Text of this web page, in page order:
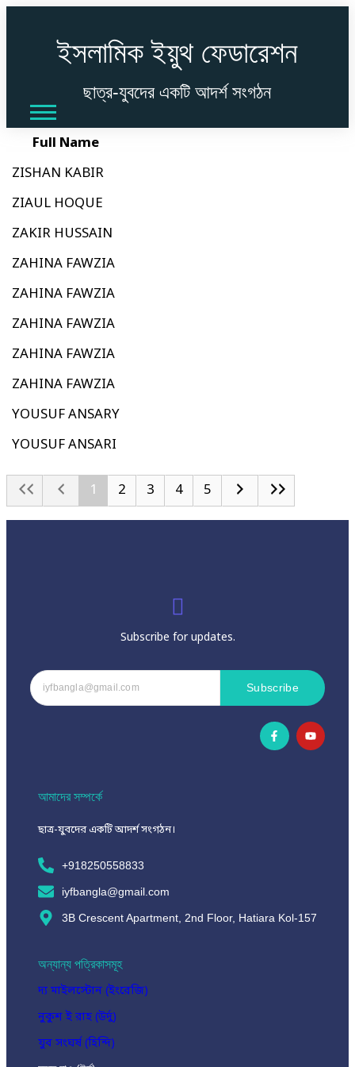
ইসলামিক ইয়ুথ ফেডারেশন
ছাত্র-যুবদের একটি আদর্শ সংগঠন
Full Name
ZISHAN KABIR
ZIAUL HOQUE
ZAKIR HUSSAIN
ZAHINA FAWZIA
ZAHINA FAWZIA
ZAHINA FAWZIA
ZAHINA FAWZIA
ZAHINA FAWZIA
YOUSUF ANSARY
YOUSUF ANSARI
1 2 3 4 5
Subscribe for updates.
Subscribe
আমাদের সম্পর্কে
ছাত্র-যুবদের একটি আদর্শ সংগঠন।
+918250558833
iyfbangla@gmail.com
3B Crescent Apartment, 2nd Floor, Hatiara Kol-157
অন্যান্য পত্রিকাসমূহ
দ্য মাইলস্টোন (ইংরেজি)
নুকুশ ই রাহ (উর্দু)
যুব সংঘর্ষ (হিন্দি)